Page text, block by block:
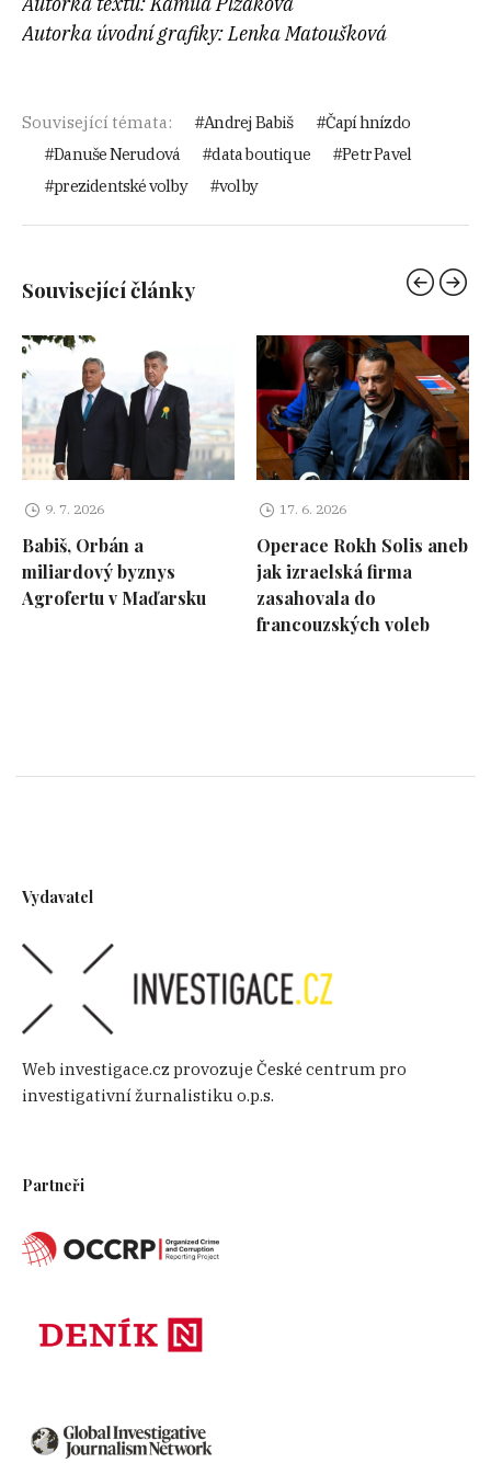
Autorka úvodní grafiky: Lenka Matoušková
Související témata: Andrej Babiš
Čapí hnízdo
Danuše Nerudová
data boutique
Petr Pavel
prezidentské volby
volby
Související články
9. 7. 2026
Babiš, Orbán a
miliardový byznys
Agrofertu v Maďarsku
17. 6. 2026
Operace Rokh Solis aneb
jak izraelská firma
zasahovala do
francouzských voleb
Vydavatel
Web investigace.cz provozuje České centrum pro
investigativní žurnalistiku o.p.s.
Partneři